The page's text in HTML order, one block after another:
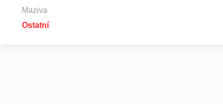
Maziva
Ostatní